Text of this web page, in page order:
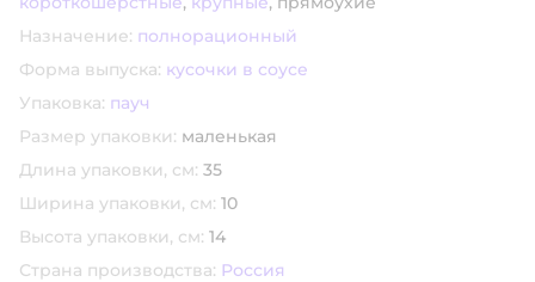
Назначение: полнорационный
Форма выпуска: кусочки в соусе
Упаковка: пауч
Размер упаковки: маленькая
Длина упаковки, см: 35
Ширина упаковки, см: 10
Высота упаковки, см: 14
Страна производства: Россия